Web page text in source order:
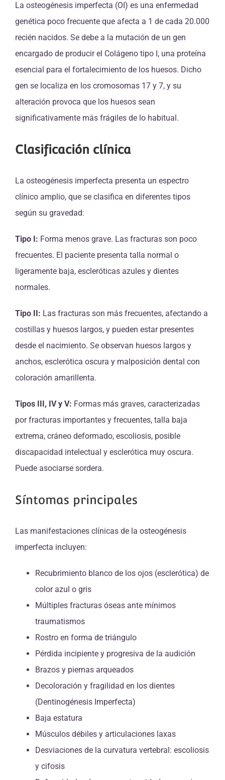
La osteogénesis imperfecta (OI) es una enfermedad
genética poco frecuente que afecta a 1 de cada 20.000
recién nacidos. Se debe a la mutación de un gen
encargado de producir el Colágeno tipo I, una proteína
esencial para el fortalecimiento de los huesos. Dicho
gen se localiza en los cromosomas 17 y 7, y su
alteración provoca que los huesos sean
significativamente más frágiles de lo habitual.
Clasificación clínica
La osteogénesis imperfecta presenta un espectro
clínico amplio, que se clasifica en diferentes tipos
según su gravedad:
Tipo I: Forma menos grave. Las fracturas son poco
frecuentes. El paciente presenta talla normal o
ligeramente baja, escleróticas azules y dientes
normales.
Tipo II: Las fracturas son más frecuentes, afectando a
costillas y huesos largos, y pueden estar presentes
desde el nacimiento. Se observan huesos largos y
anchos, esclerótica oscura y malposición dental con
coloración amarillenta.
Tipos III, IV y V: Formas más graves, caracterizadas
por fracturas importantes y frecuentes, talla baja
extrema, cráneo deformado, escoliosis, posible
discapacidad intelectual y esclerótica muy oscura.
Puede asociarse sordera.
Síntomas principales
Las manifestaciones clínicas de la osteogénesis
imperfecta incluyen:
Recubrimiento blanco de los ojos (esclerótica) de
color azul o gris
Múltiples fracturas óseas ante mínimos
traumatismos
Rostro en forma de triángulo
Pérdida incipiente y progresiva de la audición
Brazos y piernas arqueados
Decoloración y fragilidad en los dientes
(Dentinogénesis Imperfecta)
Baja estatura
Músculos débiles y articulaciones laxas
Desviaciones de la curvatura vertebral: escoliosis
y cifosis